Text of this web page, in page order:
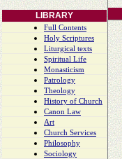
LIBRARY
Full Contents
Holy Scriptures
Liturgical texts
Spiritual Life
Monasticism
Patrology
Theology
History of Church
Canon Law
Art
Church Services
Philosophy
Sociology